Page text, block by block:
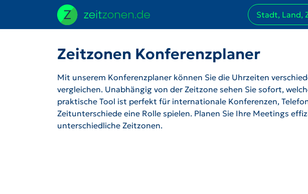
Zeitzonen Konferenzplaner
Mit unserem Konferenzplaner können Sie die Uhrzeiten
vergleichen. Unabhängig von der Zeitzone sehen Sie sofort,
praktische Tool ist perfekt für internationale Konferenzen,
Zeitunterschiede eine Rolle spielen. Planen Sie Ihre Meetings
unterschiedliche Zeitzonen.